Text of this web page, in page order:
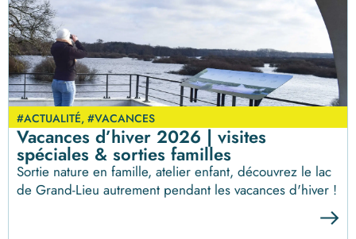
#ACTUALITÉ, #VACANCES
Vacances d’hiver 2026 | visites
spéciales & sorties familles
Sortie nature en famille, atelier enfant, découvrez le lac
de Grand-Lieu autrement pendant les vacances d'hiver !